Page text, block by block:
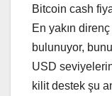
Bitcoin cash
En yakın
bulunuyor,
USD
kilit destek şu